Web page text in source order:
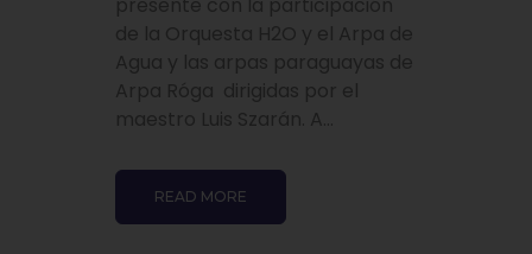
de la Orquesta H2O y el Arpa de
Agua y las arpas paraguayas de
Arpa Róga dirigidas por el
maestro Luis Szarán. A...
READ MORE